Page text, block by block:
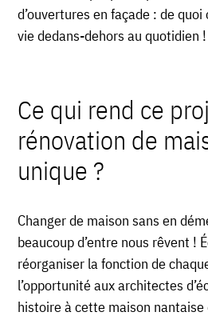
d’ouvertures en façade : de
vie dedans-dehors au quotidien !
Ce qui rend ce
rénovation de
unique ?
Changer de maison sans en
beaucoup d’entre nous rêvent !
réorganiser la fonction de
l’opportunité aux architectes
histoire à cette maison